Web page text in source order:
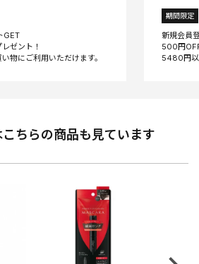
GET
ゼント！
期間限定
新規会員
500円
ちらの商品も見ています